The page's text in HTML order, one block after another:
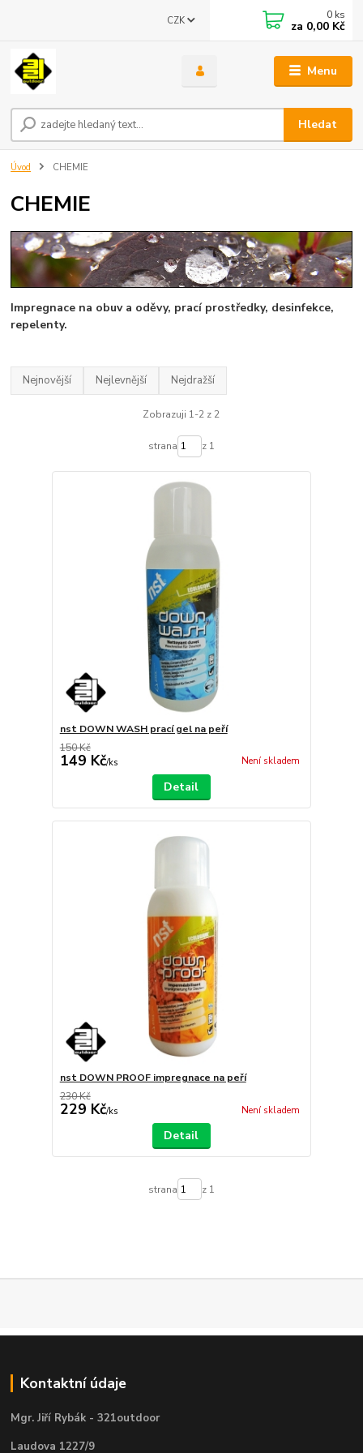
Menu
CZK
Hledat
0 ks
za 0,00 Kč
Úvod CHEMIE
CHEMIE
Impregnace na obuv a oděvy, prací prostředky, desinfekce,
repelenty.
Nejnovější Nejlevnější Nejdražší
Zobrazuji 1-2 z 2
strana z 1
nst DOWN WASH prací gel na peří
150 Kč
149 Kč/ks Není skladem
Detail
nst DOWN PROOF impregnace na peří
230 Kč
229 Kč/ks Není skladem
Detail
strana z 1
Kontaktní údaje
Mgr. Jiří Rybák - 321outdoor
Laudova 1227/9